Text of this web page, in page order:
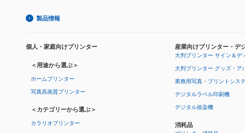
製品情報
個人・家庭向けプリンター
＜用途から選ぶ＞
ホームプリンター
写真高画質プリンター
＜カテゴリーから選ぶ＞
カラリオプリンター
産業向けプリンター・デ
大判プリンター サイン＆デ
大判プリンター グッズ・ア
業務用写真・プリントシス
デジタルラベル印刷機
デジタル捺染機
消耗品